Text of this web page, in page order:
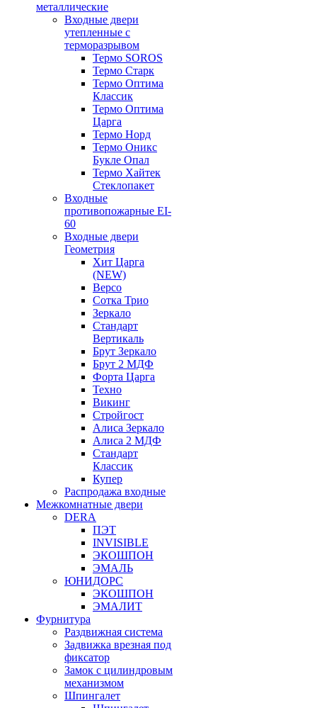
металлические
Входные двери
утепленные с
терморазрывом
Термо SOROS
Термо Старк
Термо Оптима
Классик
Термо Оптима
Царга
Термо Норд
Термо Оникс
Букле Опал
Термо Хайтек
Стеклопакет
Входные
противопожарные EI-
60
Входные двери
Геометрия
Хит Царга
(NEW)
Версо
Сотка Трио
Зеркало
Стандарт
Вертикаль
Брут Зеркало
Брут 2 МДФ
Форта Царга
Техно
Викинг
Стройгост
Алиса Зеркало
Алиса 2 МДФ
Стандарт
Классик
Купер
Распродажа входные
Межкомнатные двери
DERA
ПЭТ
INVISIBLE
ЭКОШПОН
ЭМАЛЬ
ЮНИДОРС
ЭКОШПОН
ЭМАЛИТ
Фурнитура
Раздвижная система
Задвижка врезная под
фиксатор
Замок с цилиндровым
механизмом
Шпингалет